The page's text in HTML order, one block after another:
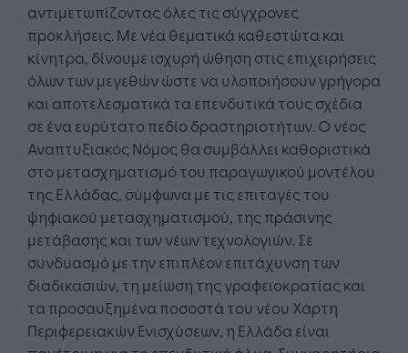
αντιμετωπίζοντας όλες τις σύγχρονες
προκλήσεις. Με νέα θεματικά καθεστώτα και
κίνητρα, δίνουμε ισχυρή ώθηση στις επιχειρήσεις
όλων των μεγεθών ώστε να υλοποιήσουν γρήγορα
και αποτελεσματικά τα επενδυτικά τους σχέδια
σε ένα ευρύτατο πεδίο δραστηριοτήτων. Ο νέος
Αναπτυξιακός Νόμος θα συμβάλλει καθοριστικά
στο μετασχηματισμό του παραγωγικού μοντέλου
της Ελλάδας, σύμφωνα με τις επιταγές του
ψηφιακού μετασχηματισμού, της πράσινης
μετάβασης και των νέων τεχνολογιών. Σε
συνδυασμό με την επιπλέον επιτάχυνση των
διαδικασιών, τη μείωση της γραφειοκρατίας και
τα προσαυξημένα ποσοστά του νέου Χάρτη
Περιφερειακών Ενισχύσεων, η Ελλάδα είναι